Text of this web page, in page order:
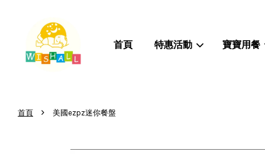
首頁 特惠活動 寶寶用餐
首頁 › 美國ezpz迷你餐盤